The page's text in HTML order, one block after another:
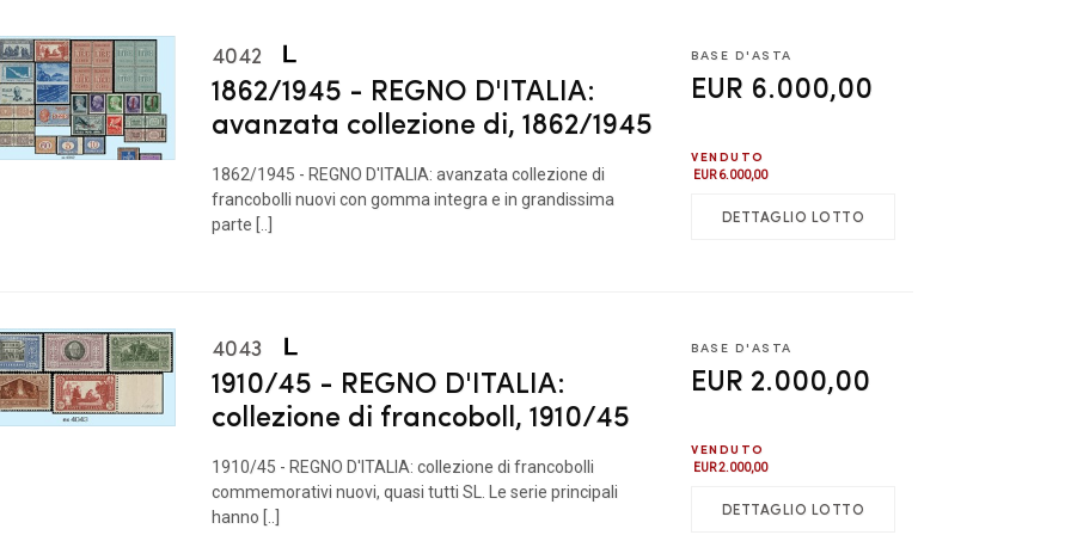
4042
1862/1945 - REGNO D'ITALIA:
avanzata collezione di, 1862/1945
1862/1945 - REGNO D'ITALIA: avanzata collezione di
francobolli nuovi con gomma integra e in grandissima
parte [..]
BASE D'ASTA
EUR 6.000,00
VENDUTO
EUR 6.000,00
DETTAGLIO LOTTO
4043
1910/45 - REGNO D'ITALIA:
collezione di francoboll, 1910/45
1910/45 - REGNO D'ITALIA: collezione di francobolli
commemorativi nuovi, quasi tutti SL. Le serie principali
hanno [..]
BASE D'ASTA
EUR 2.000,00
VENDUTO
EUR 2.000,00
DETTAGLIO LOTTO